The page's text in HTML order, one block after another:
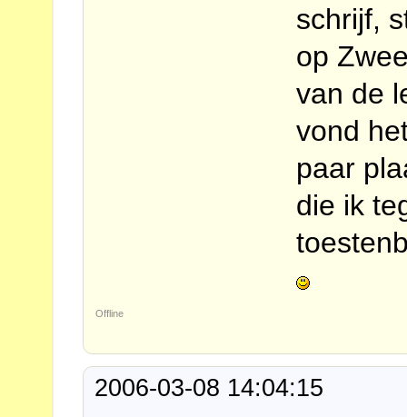
schrijf,
op
van de
vond
paar
die ik
Offline
2006-03-08 14:04:15